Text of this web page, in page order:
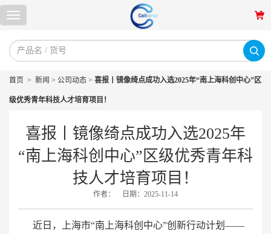
首页 > 新闻 > 公司动态 > 喜报丨镜像绮点成功入选2025年“南上海科创中心”区
级优秀青年科技人才培育项目！
喜报丨镜像绮点成功入选2025年
“南上海科创中心”区级优秀青年科
技人才培育项目！
作者： 日期：2025-11-14
近日，上海市“南上海科创中心”创新行动计划——